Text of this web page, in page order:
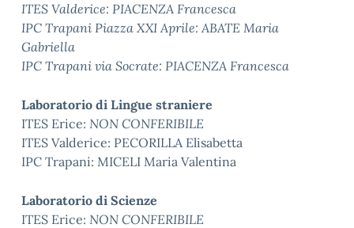
ITES Valderice: PIACENZA Francesca
IPC Trapani Piazza XXI Aprile: ABATE Maria
Gabriella
IPC Trapani via Socrate: PIACENZA Francesca
Laboratorio di Lingue straniere
ITES Erice: NON CONFERIBILE
ITES Valderice: PECORILLA Elisabetta
IPC Trapani: MICELI Maria Valentina
Laboratorio di Scienze
ITES Erice: NON CONFERIBILE